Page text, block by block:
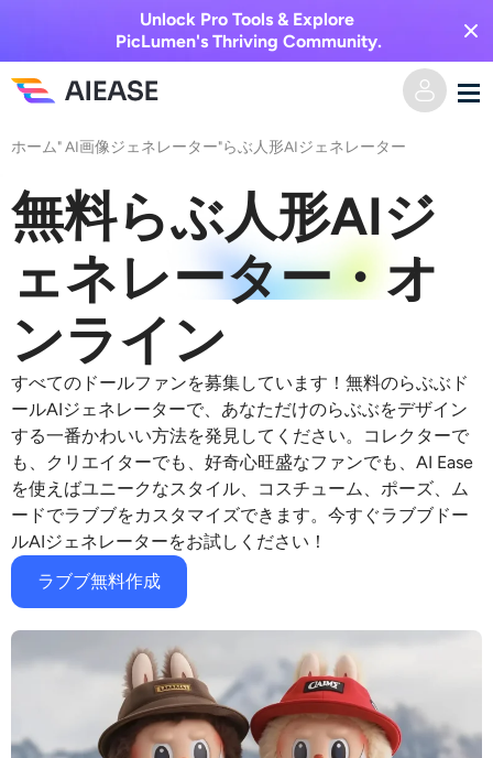
Unlock Pro Tools & Explore
PicLumen's Thriving Community.
ホーム
AI動画
テキストからビデオへ
画像からビデオへ
ビデオエフェクト
AIキスジェネレーター
AIハグジェネレーター
AIダンスジェネレーター
サポートされている AI モデル
Seedance 2.0 Kling 2.6 Motion Control
Kling 2.6 Pro Kling 2.1 Master
Wan 2.5
動画エフェクト
AI画像
画像から画像へ
テキストから画像へ
サポートされている AI モデル
Seedream 5.0 Pro Nano Banana Pro
ナノバナナ
AIツール
写真編集＆クリエイター
フォトエンハンサー
オブジェクトリムーバー
透かしリムーバー
背景リムーバー
プライシング
ホーム"AI画像ジェネレーター"らぶ人形AIジェネレーター
無料らぶ人形AIジ
ェネレーター・オ
ンライン
すべてのドールファンを募集しています！無料のらぶぶド
ールAIジェネレーターで、あなただけのらぶぶをデザイン
する一番かわいい方法を発見してください。コレクターで
も、クリエイターでも、好奇心旺盛なファンでも、AI Ease
を使えばユニークなスタイル、コスチューム、ポーズ、ム
ードでラブブをカスタマイズできます。今すぐラブブドー
ルAIジェネレーターをお試しください！
ラブブ無料作成